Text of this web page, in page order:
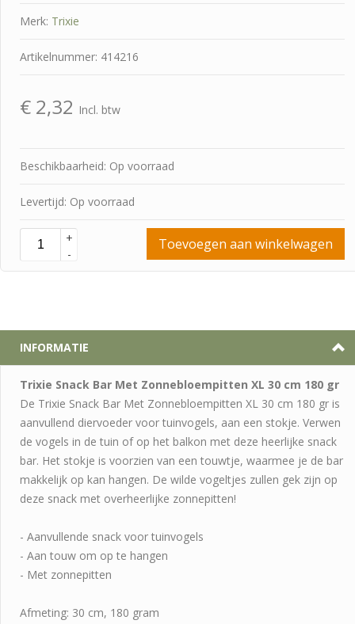
Merk: Trixie
Artikelnummer: 414216
€ 2,32 Incl. btw
Beschikbaarheid: Op voorraad
Levertijd: Op voorraad
+
-
Toevoegen aan winkelwagen
INFORMATIE
Trixie Snack Bar Met Zonnebloempitten XL 30 cm 180 gr
De Trixie Snack Bar Met Zonnebloempitten XL 30 cm 180 gr is
aanvullend diervoeder voor tuinvogels, aan een stokje. Verwen
de vogels in de tuin of op het balkon met deze heerlijke snack
bar. Het stokje is voorzien van een touwtje, waarmee je de bar
makkelijk op kan hangen. De wilde vogeltjes zullen gek zijn op
deze snack met overheerlijke zonnepitten!
- Aanvullende snack voor tuinvogels
- Aan touw om op te hangen
- Met zonnepitten
Afmeting: 30 cm, 180 gram